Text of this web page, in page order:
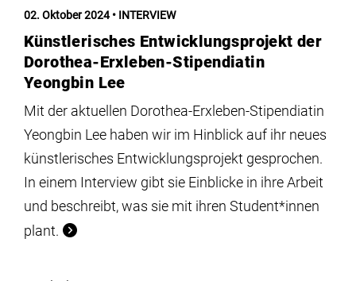
02. Oktober 2024 INTERVIEW
Künstlerisches Entwicklungsprojekt der
Dorothea-Erxleben-Stipendiatin
Yeongbin Lee
Mit der aktuellen Dorothea-Erxleben-Stipendiatin
Yeongbin Lee haben wir im Hinblick auf ihr neues
künstlerisches Entwicklungsprojekt gesprochen.
In einem Interview gibt sie Einblicke in ihre Arbeit
und beschreibt, was sie mit ihren Student*innen
plant.